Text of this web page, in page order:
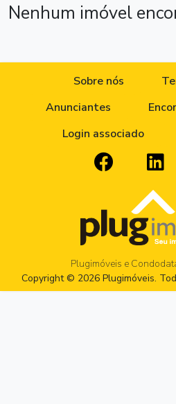
Nenhum imóvel
Sobre nós
Anunciantes
Login associado
Plugimóveis e
Copyright © 2026 Plugimóveis.